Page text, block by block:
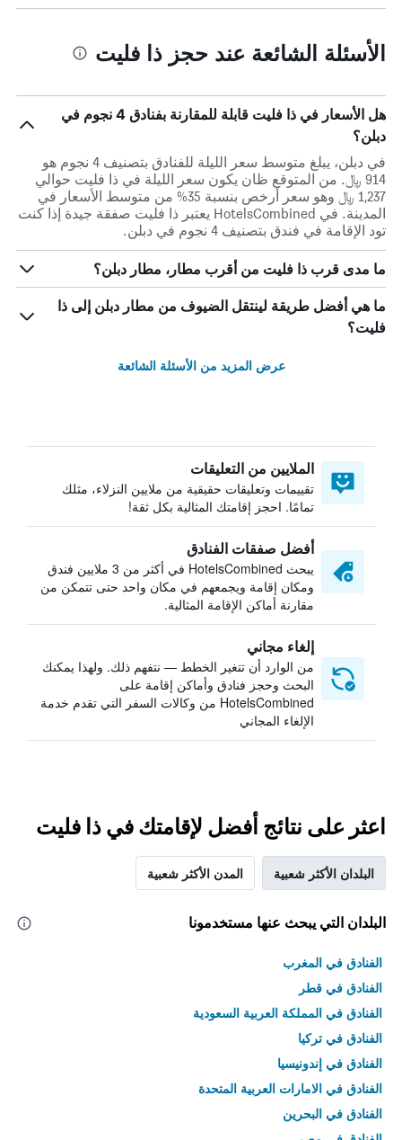
الأسئلة الشائعة عند حجز ذا فليت
هل الأسعار في ذا فليت قابلة للمقارنة بفنادق 4 نجوم في
دبلن؟
في دبلن، يبلغ متوسط ​​سعر الليلة للفنادق بتصنيف 4 نجوم هو
914 ﷼. من المتوقع ظان يكون سعر الليلة في ذا فليت حوالي
1,237 ﷼ وهو سعر أرخص بنسبة 35% من متوسط الأسعار في
المدينة. في HotelsCombined يعتبر ذا فليت صفقة جيدة إذا كنت
تود الإقامة في فندق بتصنيف 4 نجوم في دبلن.
ما مدى قرب ذا فليت من أقرب مطار، مطار دبلن؟
ما هي أفضل طريقة لينتقل الضيوف من مطار دبلن إلى ذا
فليت؟
عرض المزيد من الأسئلة الشائعة
الملايين من التعليقات
تقييمات وتعليقات حقيقية من ملايين النزلاء، مثلك
تمامًا. احجز إقامتك المثالية بكل ثقة!
أفضل صفقات الفنادق
يبحث HotelsCombined في أكثر من 3 ملايين فندق
ومكان إقامة ويجمعهم في مكان واحد حتى تتمكن من
مقارنة أماكن الإقامة المثالية.
إلغاء مجاني
من الوارد أن تتغير الخطط — نتفهم ذلك. ولهذا يمكنك
البحث وحجز فنادق وأماكن إقامة على
HotelsCombined من وكالات السفر التي تقدم خدمة
الإلغاء المجاني
اعثر على نتائج أفضل لإقامتك في ذا فليت
البلدان الأكثر شعبية المدن الأكثر شعبية
البلدان التي يبحث عنها مستخدمونا
الفنادق في المغرب
الفنادق في قطر
الفنادق في المملكة العربية السعودية
الفنادق في تركيا
الفنادق في إندونيسيا
الفنادق في الامارات العربية المتحدة
الفنادق في البحرين